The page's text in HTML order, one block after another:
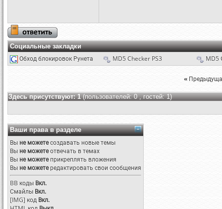
Социальные закладки
Обход блокировок Рунета MD5 Checker PS3 MD5
«
Здесь присутствуют: 1(пользователей: 0 , гостей: 1)
Ваши права в разделе
Вы не можетесоздавать новые темы
Вы не можетеотвечать в темах
Вы не можетеприкреплять вложения
Вы не можетередактировать свои сообщения
BB коды Вкл.
Смайлы Вкл.
[IMG] код Вкл.